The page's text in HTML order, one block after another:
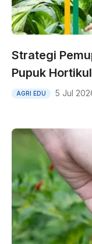
Strategi
Pupuk
AGRI EDU 5 Jul